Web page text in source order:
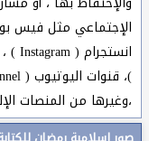
،وغيرها من المنصات